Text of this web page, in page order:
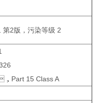
版，污染等级 2
Part 15 Class A